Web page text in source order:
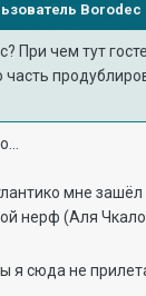
Borodec
При чем тут
мне зашёл
нерф (Аля
я сюда не